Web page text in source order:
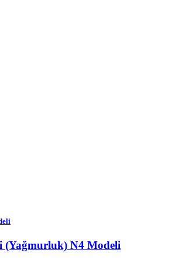
(Yağmurluk) N4 Modeli